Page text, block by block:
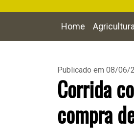
Home Agricultura
Publicado em 08/06/
Corrida
compra